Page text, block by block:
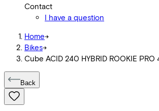
Contact
I have a question
Home->
Bikes->
Cube ACID 240 HYBRID ROOKIE
Back